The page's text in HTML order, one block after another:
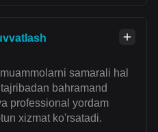
samarali hal
bahramand
professional yordam
xizmat ko'rsatadi.